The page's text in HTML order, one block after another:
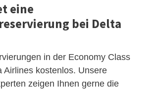
eine
bei Delta
in der Economy Class
Airlines kostenlos. Unsere
zeigen Ihnen gerne die